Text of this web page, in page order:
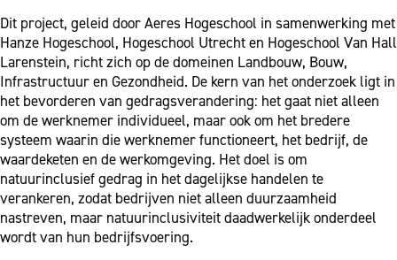
Dit project, geleid door Aeres Hogeschool in samenwerking met
Hanze Hogeschool, Hogeschool Utrecht en Hogeschool Van Hall
Larenstein, richt zich op de domeinen Landbouw, Bouw,
Infrastructuur en Gezondheid. De kern van het onderzoek ligt in
het bevorderen van gedragsverandering: het gaat niet alleen
om de werknemer individueel, maar ook om het bredere
systeem waarin die werknemer functioneert, het bedrijf, de
waardeketen en de werkomgeving. Het doel is om
natuurinclusief gedrag in het dagelijkse handelen te
verankeren, zodat bedrijven niet alleen duurzaamheid
nastreven, maar natuurinclusiviteit daadwerkelijk onderdeel
wordt van hun bedrijfsvoering.